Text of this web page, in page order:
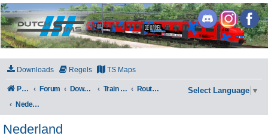
DutchSims
Downloads Regels TS Maps
Portal Forum Downloads Train Simulator Classic
Routes en Scenarios
Nederland
Select Language ▼
Nederland